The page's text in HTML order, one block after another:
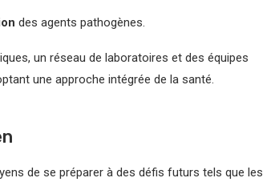
des agents pathogènes.
un réseau de laboratoires et des équipes
une approche intégrée de la santé.
de se préparer à des défis futurs tels que les